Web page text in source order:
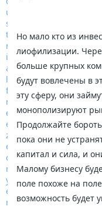
Но мало кто из
лиофилизации.
больше крупных
будут вовлечены в
эту сферу, они
монополизируют
Продолжайте
пока они не
капитал и сила, и
Малому бизнесу
поле похоже на
возможность будет